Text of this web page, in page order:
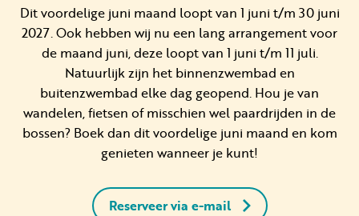
Contact
Werken bij
Mijn Samoza
Dit voordelige juni maand loopt van 1 juni t/m 30 juni
2027. Ook hebben wij nu een lang arrangement voor
de maand juni, deze loopt van 1 juni t/m 11 juli.
Natuurlijk zijn het binnenzwembad en
buitenzwembad elke dag geopend. Hou je van
wandelen, fietsen of misschien wel paardrijden in de
bossen? Boek dan dit voordelige juni maand en kom
genieten wanneer je kunt!
Reserveer via e-mail